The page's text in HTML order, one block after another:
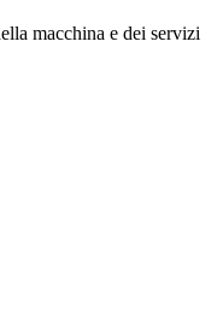
macchina e dei servizi